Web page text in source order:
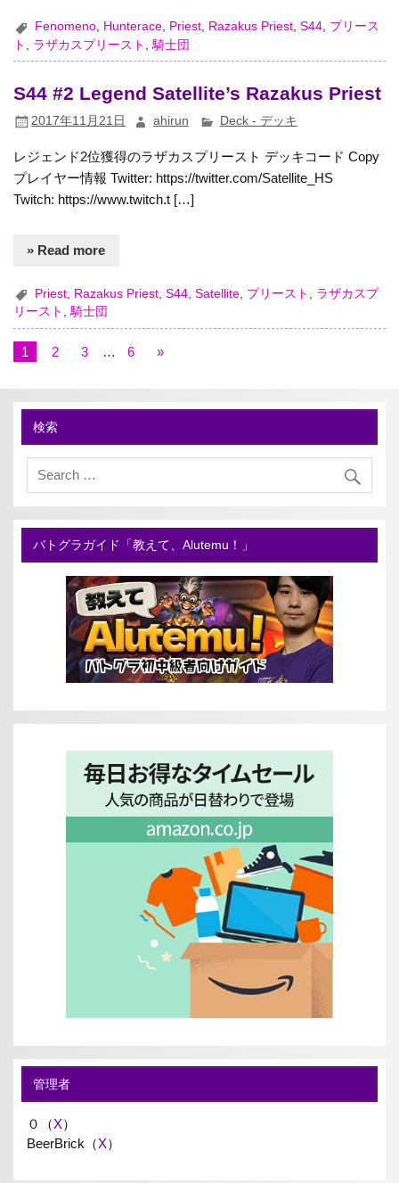
Fenomeno, Hunterace, Priest, Razakus Priest,S44, プリース
ト
ラザカスプリースト ,騎士団
S44 #2 Legend Satellite’s Razakus Priest
2017年11月21日 ahirun Deck - デッキ
レジェンド2位獲得のラザカスプリースト デッキコード Copy
プレイヤー情報 Twitter: https://twitter.com/Satellite_HS
Twitch: https://www.twitch.t […]
» Read more
Priest, Razakus Priest,S44,Satellite, プリースト , ラザカスプ
リースト ,騎士団
1 2 3 … 6 »
検索
バトグラガイド「教えて、Alutemu！」
管理者
０（X）
BeerBrick（X）